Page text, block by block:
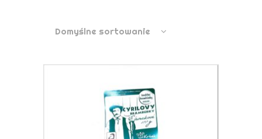
Domyślne sortowanie